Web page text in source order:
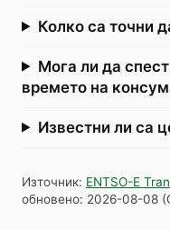
Колко са точни
Мога ли да
времето на
Известни ли са
Източник: ENTSO-E
обновено: 2026-08-08 (